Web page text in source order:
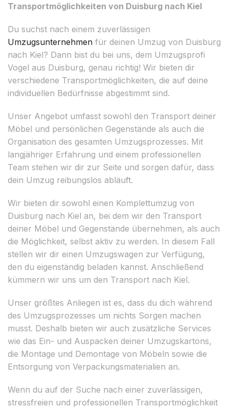
Transportmöglichkeiten von Duisburg nach Kiel
Du suchst nach einem zuverlässigen
Umzugsunternehmen für deinen Umzug von Duisburg
nach Kiel? Dann bist du bei uns, dem Umzugsprofi
Vogel aus Duisburg, genau richtig! Wir bieten dir
verschiedene Transportmöglichkeiten, die auf deine
individuellen Bedürfnisse abgestimmt sind.
Unser Angebot umfasst sowohl den Transport deiner
Möbel und persönlichen Gegenstände als auch die
Organisation des gesamten Umzugsprozesses. Mit
langjähriger Erfahrung und einem professionellen
Team stehen wir dir zur Seite und sorgen dafür, dass
dein Umzug reibungslos abläuft.
Wir bieten dir sowohl einen Komplettumzug von
Duisburg nach Kiel an, bei dem wir den Transport
deiner Möbel und Gegenstände übernehmen, als auch
die Möglichkeit, selbst aktiv zu werden. In diesem Fall
stellen wir dir einen Umzugswagen zur Verfügung,
den du eigenständig beladen kannst. Anschließend
kümmern wir uns um den Transport nach Kiel.
Unser größtes Anliegen ist es, dass du dich während
des Umzugsprozesses um nichts Sorgen machen
musst. Deshalb bieten wir auch zusätzliche Services
wie das Ein- und Auspacken deiner Umzugskartons,
die Montage und Demontage von Möbeln sowie die
Entsorgung von Verpackungsmaterialien an.
Wenn du auf der Suche nach einer zuverlässigen,
stressfreien und professionellen Transportmöglichkeit